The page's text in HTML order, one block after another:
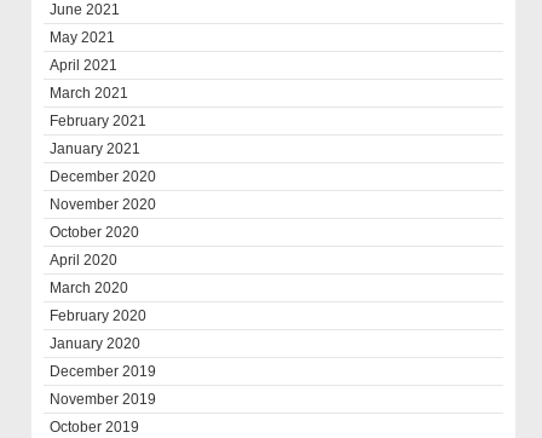
June 2021
May 2021
April 2021
March 2021
February 2021
January 2021
December 2020
November 2020
October 2020
April 2020
March 2020
February 2020
January 2020
December 2019
November 2019
October 2019